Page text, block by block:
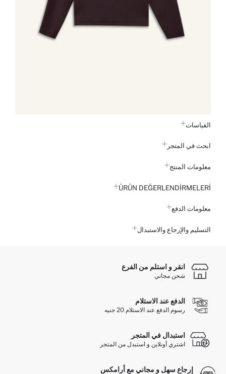
القياسات
ابحث في المتجر
معلومات المنتج
ÜRÜN DEĞERLENDİRMELERİ
معلومات الدفع
التسليم والإرجاع والاستبدال
انقر و استلم من الفرع
شحن مجاني
الدفع عند الاستلام
رسوم الدفع عند الاستلام 20 جنيه
استبدال في المتجر
اشتري أونلاين و استبدل من المتجر
إرجاع سهل و مجاني مع أرامكس